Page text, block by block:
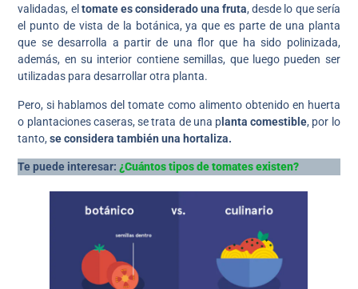
validadas, el tomate es considerado una fruta, desde lo que sería
el punto de vista de la botánica, ya que es parte de una planta
que se desarrolla a partir de una flor que ha sido polinizada,
además, en su interior contiene semillas, que luego pueden ser
utilizadas para desarrollar otra planta.
Pero, si hablamos del tomate como alimento obtenido en huerta
o plantaciones caseras, se trata de una planta comestible, por lo
tanto,se considera también una hortaliza.
Te puede interesar: ¿Cuántos tipos de tomates existen?